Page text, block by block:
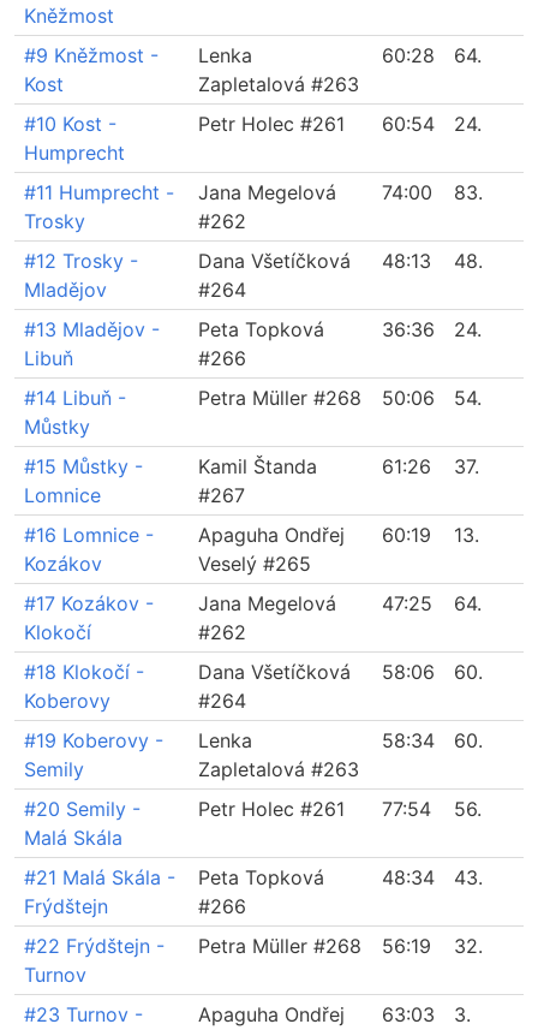
Kněžmost
#9 Kněžmost -
Kost
Lenka
Zapletalová #263
60:28 64.
#10 Kost -
Humprecht
Petr Holec #261 60:54 24.
#11 Humprecht -
Trosky
Jana Megelová
#262
74:00 83.
#12 Trosky -
Mladějov
Dana Všetíčková
#264
48:13 48.
#13 Mladějov -
Libuň
Peta Topková
#266
36:36 24.
#14 Libuň -
Můstky
Petra Müller #268 50:06 54.
#15 Můstky -
Lomnice
Kamil Štanda
#267
61:26 37.
#16 Lomnice -
Kozákov
Apaguha Ondřej
Veselý #265
60:19 13.
#17 Kozákov -
Klokočí
Jana Megelová
#262
47:25 64.
#18 Klokočí -
Koberovy
Dana Všetíčková
#264
58:06 60.
#19 Koberovy -
Semily
Lenka
Zapletalová #263
58:34 60.
#20 Semily -
Malá Skála
Petr Holec #261 77:54 56.
#21 Malá Skála -
Frýdštejn
Peta Topková
#266
48:34 43.
#22 Frýdštejn -
Turnov
Petra Müller #268 56:19 32.
#23 Turnov -
Apaguha Ondřej
63:03 3.